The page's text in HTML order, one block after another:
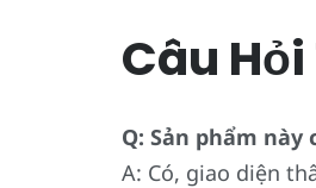
Câu
Q: Sản phẩm này
A: Có, giao diện